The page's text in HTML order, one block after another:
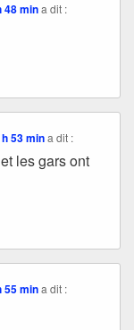
48 min a dit :
53 min a dit :
les gars ont
55 min a dit :